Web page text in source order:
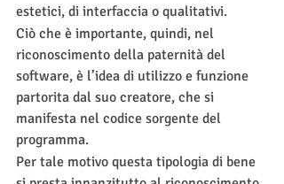
estetici, di interfaccia o qualitativi.
Ciò che è importante, quindi, nel
riconoscimento della paternità del
software, è l’idea di utilizzo e funzione
partorita dal suo creatore, che si
manifesta nel codice sorgente del
programma.
Per tale motivo questa tipologia di bene